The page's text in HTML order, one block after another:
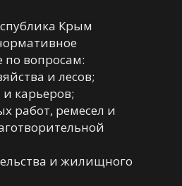
Крым
по вопросам:
и лесов;
карьеров;
работ, ремесел и
и жилищного